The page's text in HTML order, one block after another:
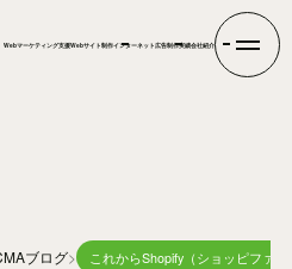
Webマーケティング支援Webサイト制作インターネット広告制作実績会社紹介
ブログ これからShopify（ショッピファ